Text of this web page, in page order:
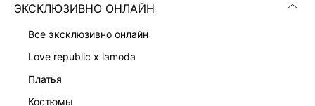
ЭКСКЛЮЗИВНО ОНЛАЙН
все эксклюзивно онлайн
love republic x lamoda
платья
костюмы